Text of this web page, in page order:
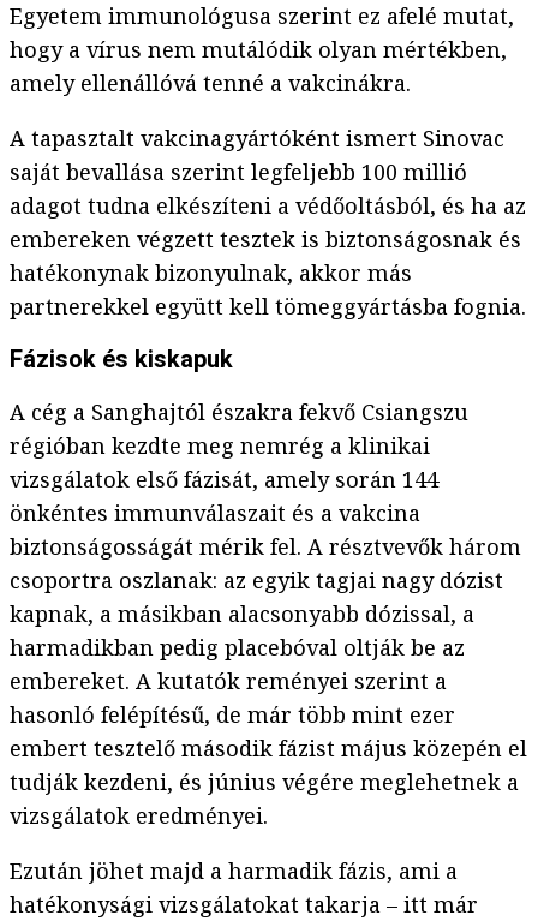
Egyetem immunológusa szerint ez afelé mutat,
hogy a vírus nem mutálódik olyan mértékben,
amely ellenállóvá tenné a vakcinákra.
A tapasztalt vakcinagyártóként ismert Sinovac
saját bevallása szerint legfeljebb 100 millió
adagot tudna elkészíteni a védőoltásból, és ha az
embereken végzett tesztek is biztonságosnak és
hatékonynak bizonyulnak, akkor más
partnerekkel együtt kell tömeggyártásba fognia.
Fázisok és kiskapuk
A cég a Sanghajtól északra fekvő Csiangszu
régióban kezdte meg nemrég a klinikai
vizsgálatok első fázisát, amely során 144
önkéntes immunválaszait és a vakcina
biztonságosságát mérik fel. A résztvevők három
csoportra oszlanak: az egyik tagjai nagy dózist
kapnak, a másikban alacsonyabb dózissal, a
harmadikban pedig placebóval oltják be az
embereket. A kutatók reményei szerint a
hasonló felépítésű, de már több mint ezer
embert tesztelő második fázist május közepén el
tudják kezdeni, és június végére meglehetnek a
vizsgálatok eredményei.
Ezután jöhet majd a harmadik fázis, ami a
hatékonysági vizsgálatokat takarja – itt már